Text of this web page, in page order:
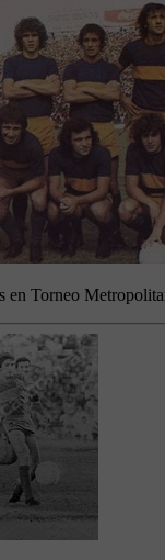
en Torneo